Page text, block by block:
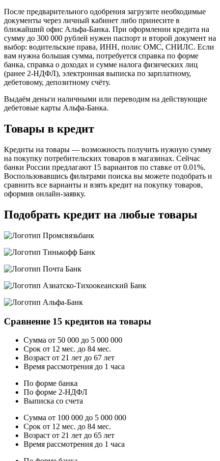
После предварительного одобрения загрузите необходимые
документы через личный кабинет либо принесите в
ближайший офис Альфа-Банка. При оформлении кредита на
сумму до 300 000 рублей нужен паспорт и второй документ на
выбор: водительские права, ИНН, полис ОМС, СНИЛС. Если
вам нужна большая сумма, потребуется справка по форме
банка, справка о доходах и сумме налога физических лиц
(ранее 2-НДФЛ), электронная выписка по зарплатному,
дебетовому, депозитному счёту.
Выдаём деньги наличными или переводим на действующие
дебетовые карты Альфа-Банка.
Товары в кредит
Кредиты на товары — возможность получить нужную сумму
на покупку потребительских товаров в магазинах. Сейчас
банки России предлагают 15 вариантов по ставке от 0.01%.
Воспользовавшись фильтрами поиска вы можете подобрать и
сравнить все варианты и взять кредит на покупку товаров,
оформив онлайн-заявку.
Подобрать кредит на любые товары
Сравнение 15 кредитов на товары
Сумма от 50 000 до 5 000 000
Срок от 12 мес. до 84 мес.
Возраст от 21 лет до 67 лет
Время рассмотрения до 1 часа
По форме банка
По форме 2-НДФЛ
Выписка со счета
Сумма от 100 000 до 5 000 000
Срок от 12 мес. до 84 мес.
Возраст от 21 лет до 65 лет
Время рассмотрения до 1 часа